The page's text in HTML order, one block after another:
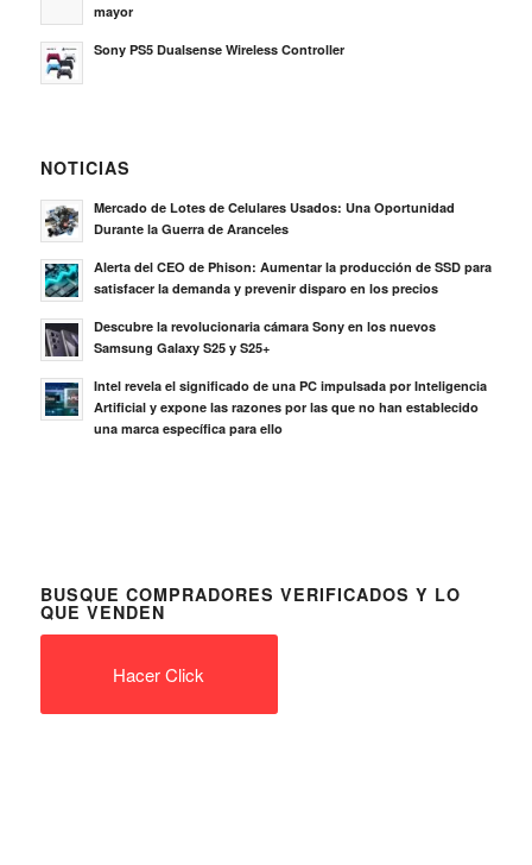
mayor
Sony PS5 Dualsense Wireless Controller
NOTICIAS
Mercado de Lotes de Celulares Usados: Una Oportunidad
Durante la Guerra de Aranceles
Alerta del CEO de Phison: Aumentar la producción de SSD para
satisfacer la demanda y prevenir disparo en los precios
Descubre la revolucionaria cámara Sony en los nuevos
Samsung Galaxy S25 y S25+
Intel revela el significado de una PC impulsada por Inteligencia
Artificial y expone las razones por las que no han establecido
una marca específica para ello
BUSQUE COMPRADORES VERIFICADOS Y LO
QUE VENDEN
Hacer Click